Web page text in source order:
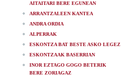
AITAITARI BERE EGUNEAN
ARRANTZALEEN KANTEA
ANDRA ORDIA
ALPERRAK
ESKONTZA BAT BESTE ASKO LEGEZ
ESKONTZAAK BASERRIAN
INOR EZTAGO GOGO BETERIK
BERE ZORIAGAZ